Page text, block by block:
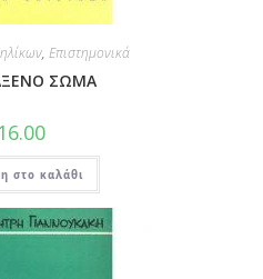
, Επιστημονικά
ΣΩΜΑ
16.00
στο καλάθι